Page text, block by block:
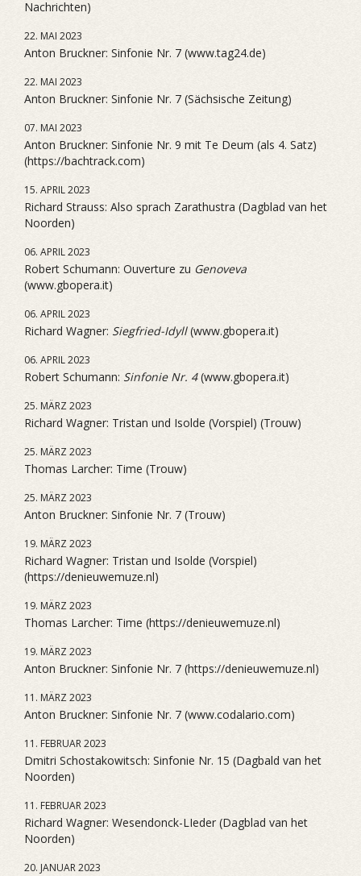
Nachrichten)
22. MAI 2023
Anton Bruckner: Sinfonie Nr. 7 (www.tag24.de)
22. MAI 2023
Anton Bruckner: Sinfonie Nr. 7 (Sächsische Zeitung)
07. MAI 2023
Anton Bruckner: Sinfonie Nr. 9 mit Te Deum (als 4. Satz)
(https://bachtrack.com)
15. APRIL 2023
Richard Strauss: Also sprach Zarathustra (Dagblad van het
Noorden)
06. APRIL 2023
Robert Schumann: Ouverture zu Genoveva
(www.gbopera.it)
06. APRIL 2023
Richard Wagner: Siegfried-Idyll(www.gbopera.it)
06. APRIL 2023
Robert Schumann: Sinfonie Nr. 4(www.gbopera.it)
25. MÄRZ 2023
Richard Wagner: Tristan und Isolde (Vorspiel) (Trouw)
25. MÄRZ 2023
Thomas Larcher: Time (Trouw)
25. MÄRZ 2023
Anton Bruckner: Sinfonie Nr. 7 (Trouw)
19. MÄRZ 2023
Richard Wagner: Tristan und Isolde (Vorspiel)
(https://denieuwemuze.nl)
19. MÄRZ 2023
Thomas Larcher: Time (https://denieuwemuze.nl)
19. MÄRZ 2023
Anton Bruckner: Sinfonie Nr. 7 (https://denieuwemuze.nl)
11. MÄRZ 2023
Anton Bruckner: Sinfonie Nr. 7 (www.codalario.com)
11. FEBRUAR 2023
Dmitri Schostakowitsch: Sinfonie Nr. 15 (Dagbald van het
Noorden)
11. FEBRUAR 2023
Richard Wagner: Wesendonck-LIeder (Dagblad van het
Noorden)
20. JANUAR 2023